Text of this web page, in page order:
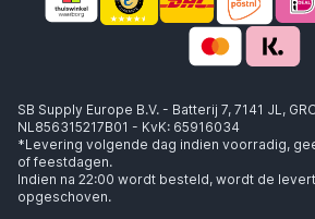
SB Supply Europe B.V. - Batterij 7, 7141 JL,
NL856315217B01 - KvK: 65916034
*Levering volgende dag indien voorradig,
of feestdagen.
Indien na 22:00 wordt besteld, wordt de
opgeschoven.